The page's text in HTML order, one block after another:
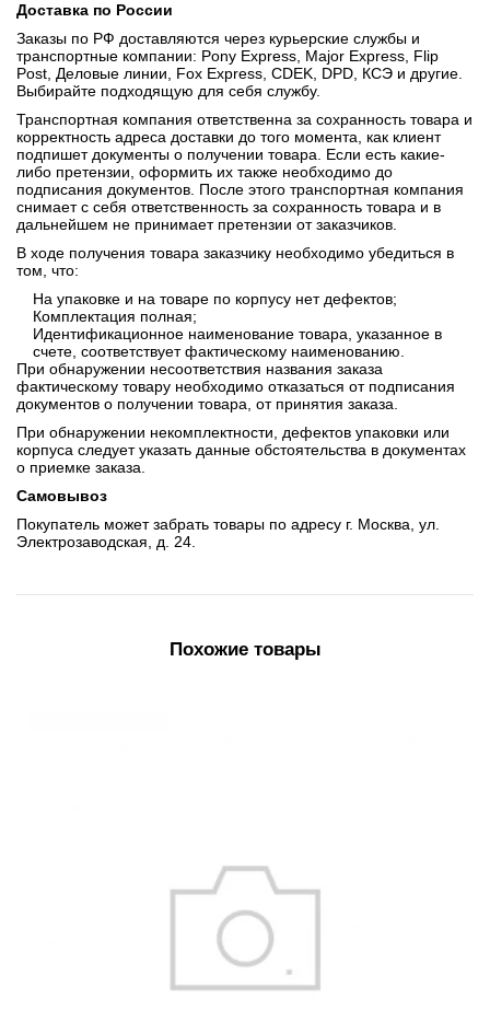
Доставка по России
Заказы по РФ доставляются через курьерские службы и
транспортные компании: Pony Express, Major Express, Flip
Post, Деловые линии, Fox Express, CDEK, DPD, КСЭ и другие.
Выбирайте подходящую для себя службу.
Транспортная компания ответственна за сохранность товара и
корректность адреса доставки до того момента, как клиент
подпишет документы о получении товара. Если есть какие-
либо претензии, оформить их также необходимо до
подписания документов. После этого транспортная компания
снимает с себя ответственность за сохранность товара и в
дальнейшем не принимает претензии от заказчиков.
В ходе получения товара заказчику необходимо убедиться в
том, что:
На упаковке и на товаре по корпусу нет дефектов;
Комплектация полная;
Идентификационное наименование товара, указанное в
счете, соответствует фактическому наименованию.
При обнаружении несоответствия названия заказа
фактическому товару необходимо отказаться от подписания
документов о получении товара, от принятия заказа.
При обнаружении некомплектности, дефектов упаковки или
корпуса следует указать данные обстоятельства в документах
о приемке заказа.
Самовывоз
Покупатель может забрать товары по адресу г. Москва, ул.
Электрозаводская, д. 24.
Похожие товары